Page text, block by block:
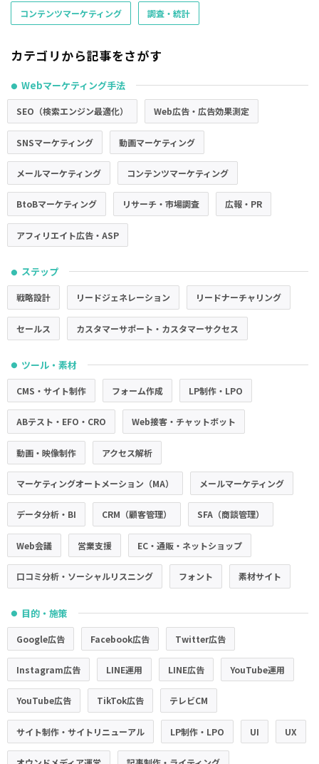
コンテンツマーケティング 調査・統計
カテゴリから記事をさがす
● Webマーケティング手法
SEO（検索エンジン最適化） Web広告・広告効果測定
SNSマーケティング 動画マーケティング
メールマーケティング コンテンツマーケティング
BtoBマーケティング リサーチ・市場調査 広報・PR
アフィリエイト広告・ASP
● ステップ
戦略設計 リードジェネレーション リードナーチャリング
セールス カスタマーサポート・カスタマーサクセス
● ツール・素材
CMS・サイト制作 フォーム作成 LP制作・LPO
ABテスト・EFO・CRO Web接客・チャットボット
動画・映像制作 アクセス解析
マーケティングオートメーション（MA） メールマーケティング
データ分析・BI CRM（顧客管理） SFA（商談管理）
Web会議 営業支援 EC・通販・ネットショップ
口コミ分析・ソーシャルリスニング フォント 素材サイト
● 目的・施策
Google広告 Facebook広告 Twitter広告
Instagram広告 LINE運用 LINE広告 YouTube運用
YouTube広告 TikTok広告 テレビCM
サイト制作・サイトリニューアル LP制作・LPO UI UX